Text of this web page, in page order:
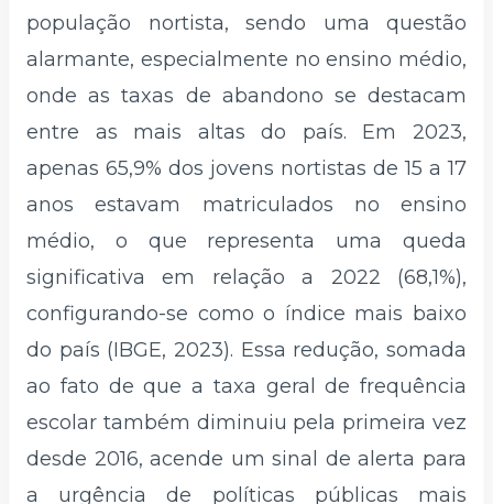
população nortista, sendo uma questão
alarmante, especialmente no ensino médio,
onde as taxas de abandono se destacam
entre as mais altas do país. Em 2023,
apenas 65,9% dos jovens nortistas de 15 a 17
anos estavam matriculados no ensino
médio, o que representa uma queda
significativa em relação a 2022 (68,1%),
configurando-se como o índice mais baixo
do país (IBGE, 2023). Essa redução, somada
ao fato de que a taxa geral de frequência
escolar também diminuiu pela primeira vez
desde 2016, acende um sinal de alerta para
a urgência de políticas públicas mais